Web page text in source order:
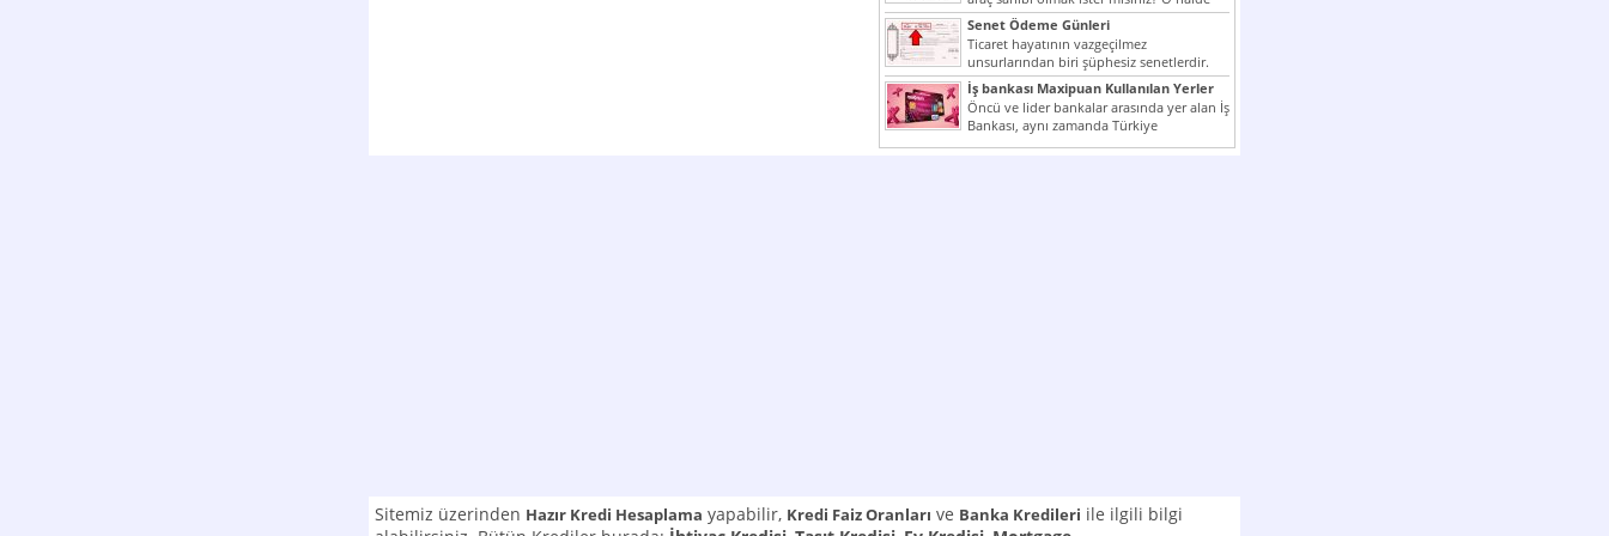
yazımız ilginizi...
Senet Ödeme Günleri
Ticaret hayatının vazgeçilmez
unsurlarından biri şüphesiz senetlerdir.
Çünkü senetler en çok kullanılan ödeme
araçlarıdır. Taksitler...
İş bankası Maxipuan Kullanılan Yerler
Öncü ve lider bankalar arasında yer alan İş
Bankası, aynı zamanda Türkiye
Cumhuriyeti’nin ilk milli...
Sitemiz üzerinden Hazır Kredi Hesaplama yapabilir, Kredi Faiz Oranları ve Banka Kredileri ile ilgili bilgi